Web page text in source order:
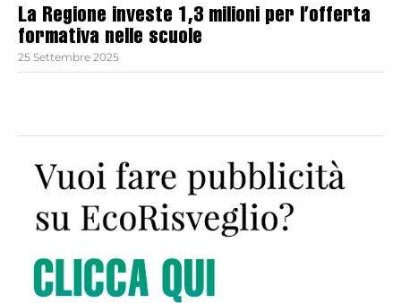
La Regione investe 1,3 milioni per l’offerta
formativa nelle scuole
25 Settembre 2025